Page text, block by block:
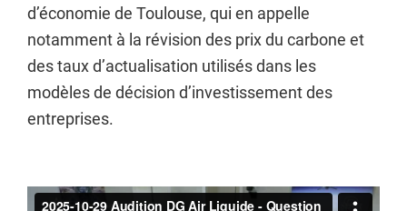
d’économie de Toulouse, qui en appelle
notamment à la révision des prix du carbone et
des taux d’actualisation utilisés dans les
modèles de décision d’investissement des
entreprises.